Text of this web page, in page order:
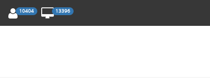
10404 13396